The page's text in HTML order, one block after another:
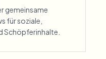
gemeinsame
für soziale,
Schöpferinhalte.